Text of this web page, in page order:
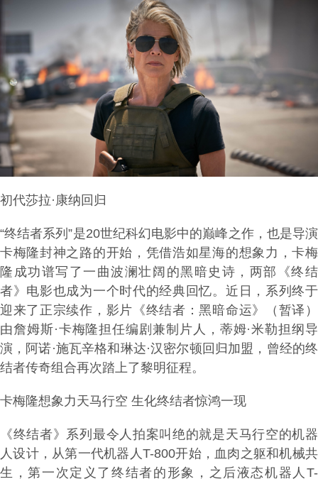
初代莎拉·康纳回归
“终结者系列”是20世纪科幻电影中的巅峰之作，也是导演
卡梅隆封神之路的开始，凭借浩如星海的想象力，卡梅
隆成功谱写了一曲波澜壮阔的黑暗史诗，两部《终结
者》电影也成为一个时代的经典回忆。近日，系列终于
迎来了正宗续作，影片《终结者：黑暗命运》（暂译）
由詹姆斯·卡梅隆担任编剧兼制片人，蒂姆·米勒担纲导
演，阿诺·施瓦辛格和琳达·汉密尔顿回归加盟，曾经的终
结者传奇组合再次踏上了黎明征程。
卡梅隆想象力天马行空 生化终结者惊鸿一现
《终结者》系列最令人拍案叫绝的就是天马行空的机器
人设计，从第一代机器人T-800开始，血肉之躯和机械共
生，第一次定义了终结者的形象，之后液态机器人T-